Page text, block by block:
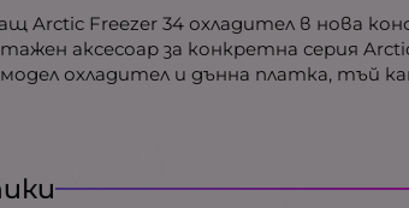
Arctic Freezer 34 охладител в нова
аксесоар за конкретна серия
охладител и дънна платка, тъй